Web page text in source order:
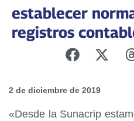
establecer
registros
2 de diciembre de 2019
«Desde la Sunacrip